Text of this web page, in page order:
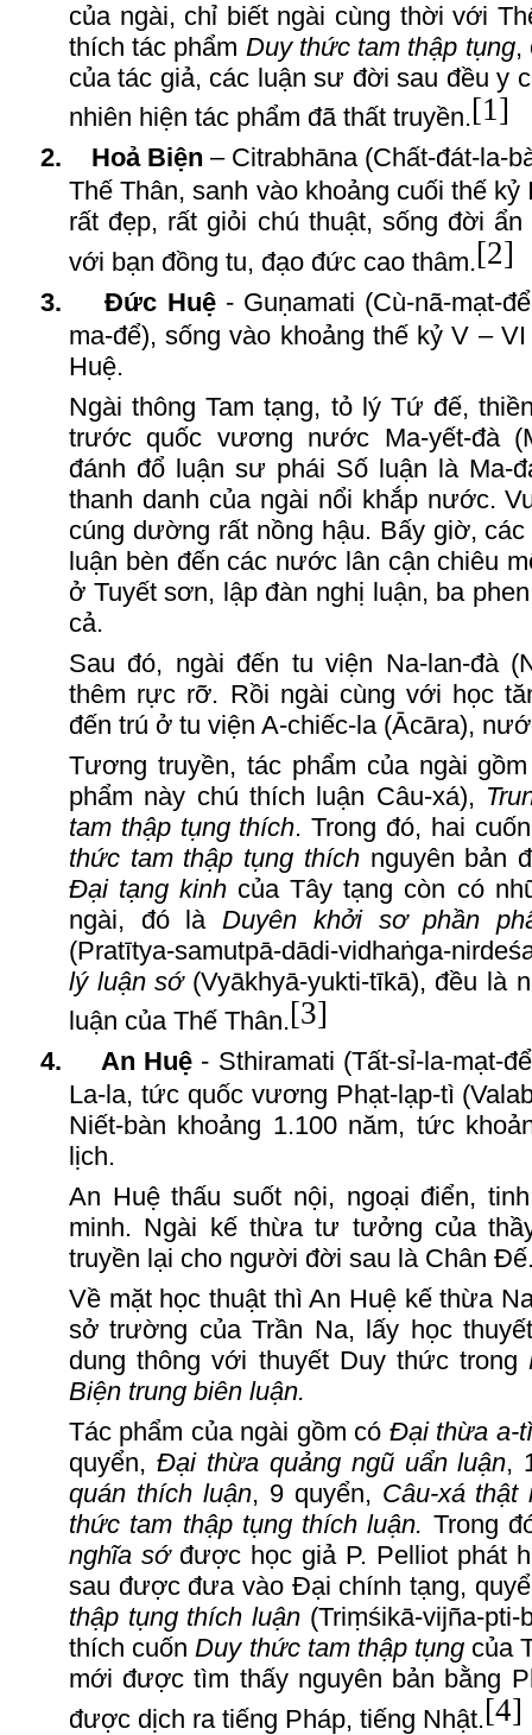
của ngài, chỉ biết ngài cùng thời với
thích tác phẩm Duy thức tam thập tụng,
của tác giả, các luận sư đời sau đều y
nhiên hiện tác phẩm đã thất truyền.[1]
2. Hoả Biện – Citrabhāna (Chất-đát-la-
ThếThân, sanh vào khoảng cuối thế kỷ
rất đẹp, rất giỏi chú thuật, sống đời
với bạn đồng tu, đạo đức cao thâm.[2]
3. Đức Huệ- Guṇamati (Cù-nã-mạt-
ma-để), sống vào khoảng thế kỷV – VI
Huệ.
Ngài thôngTam tạng, tỏ lý Tứ đế,
trước quốc vương nước Ma-yết-đà
đánh đổ luận sư phái Số luận là Ma-
thanh danh của ngài nổi khắp nước.
cúng dường rất nồng hậu. Bấy giờ,
luận bèn đến các nước lân cận chiêu
ở Tuyết sơn, lập đàn nghị luận, ba
cả.
Sau đó, ngài đến tu viện Na-lan-đà
thêm rực rỡ. Rồi ngài cùng với học
đến trú ở tu viện A-chiếc-la (Ācāra),
Tương truyền, tác phẩm của ngài
phẩm này chú thích luận Câu-xá),
tam thập tụng thích. Trong đó, hai
thức tam thập tụng thíchnguyên bản
Đại tạng kinh của Tây tạng còn có
ngài, đó là Duyên khởi sơ phần
(Pratītya-samutpā-dādi-vidhaṅga-
lý luận sớ (Vyākhyā-yukti-tīkā), đều là
luận của Thế Thân.[3]
4. An Huệ - Sthiramati (Tất-sỉ-la-mạt-
La-la, tức quốc vương Phạt-lạp-tì
Niết-bàn khoảng 1.100 năm, tức
lịch.
An Huệ thấu suốt nội, ngoại điển,
minh. Ngài kế thừa tư tưởng của
truyền lại cho người đời sau là Chân Đ
Về mặt học thuật thì An Huệ kế thừa
sở trường của Trần Na, lấy học
dung thông với thuyết Duy thức trong
Biện trung biên luận.
Tác phẩm của ngài gồm có Đại thừa a-
quyển, Đại thừa quảng ngũ uẩn luận,
quán thích luận, 9 quyển, Câu-xá thật
thức tam thập tụng thích luận. Trong
nghĩa sớđược học giả P. Pelliot phát
sau được đưa vào Đại chính tạng,
thập tụng thích luận (Triṃśikā-vijña-
thích cuốnDuy thức tam thập tụng của
mới được tìm thấy nguyên bản bằng
được dịch ra tiếng Pháp, tiếng Nhật.[4]